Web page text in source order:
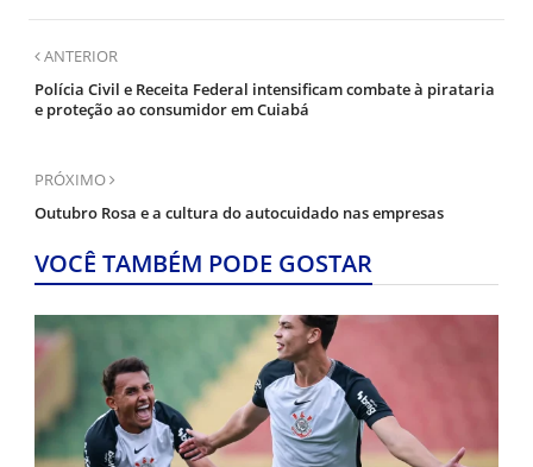
ANTERIOR
Polícia Civil e Receita Federal intensificam combate à pirataria
e proteção ao consumidor em Cuiabá
PRÓXIMO
Outubro Rosa e a cultura do autocuidado nas empresas
VOCÊ TAMBÉM PODE GOSTAR